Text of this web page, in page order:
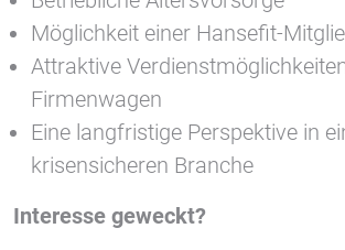
Möglichkeit einer Hansefit-
Attraktive
Firmenwagen
Eine langfristige Perspektive in
krisensicheren Branche
Interesse geweckt?